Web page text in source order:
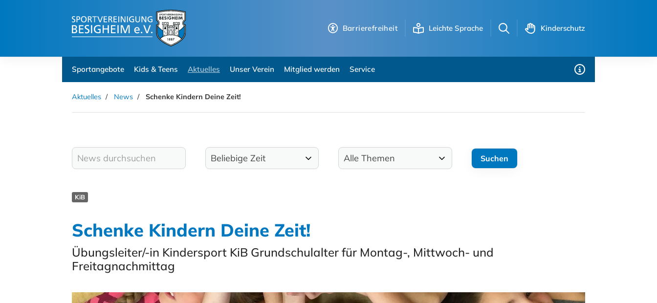
Barrierefreiheit Leichte Sprache Kinderschutz
Sportangebote Kids & Teens Aktuelles Unser Verein Mitglied werden Service
Aktuelles News Schenke Kindern Deine Zeit!
KiB
Schenke Kindern Deine Zeit!
Übungsleiter/-in Kindersport KiB Grundschulalter für Montag-, Mittwoch- und
Freitagnachmittag